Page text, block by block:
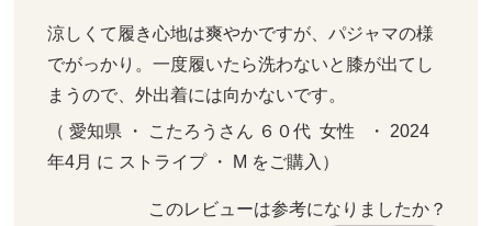
涼しくて履き心地は爽やかですが、パジャマの様
でがっかり。一度履いたら洗わないと膝が出てし
まうので、外出着には向かないです。
（ 愛知県 ・ こたろうさん ６０代  女性   ・ 2024
年4月 に ストライプ ・ M をご購入）
このレビューは参考になりましたか？